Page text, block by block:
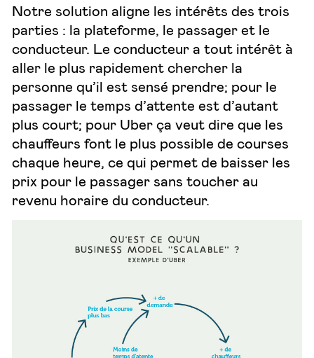
Notre solution aligne les intérêts des trois
parties : la plateforme, le passager et le
conducteur. Le conducteur a tout intérêt à
aller le plus rapidement chercher la
personne qu’il est sensé prendre; pour le
passager le temps d’attente est d’autant
plus court; pour Uber ça veut dire que les
chauffeurs font le plus possible de courses
chaque heure, ce qui permet de baisser les
prix pour le passager sans toucher au
revenu horaire du conducteur.